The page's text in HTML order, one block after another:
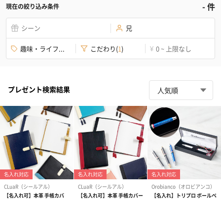
現在の絞り込み条件 -件
シーン 兄
趣味・ライフ... こだわり(1) ¥ 0 ~ 上限なし
プレゼント検索結果